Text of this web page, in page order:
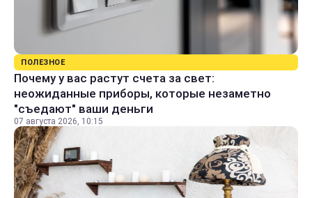
ПОЛЕЗНОЕ
Почему у вас растут счета за свет:
неожиданные приборы, которые незаметно
"съедают" ваши деньги
07 августа 2026, 10:15